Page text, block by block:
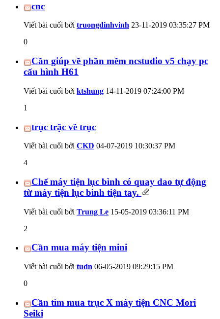
cnc
Viết bài cuối bởi truongdinhvinh 23-11-2019 03:35:27 PM
0
Cần giúp về phần mềm ncstudio v5 chạy pc
cấu hình H61
Viết bài cuối bởi ktshung 14-11-2019 07:24:00 PM
1
trục trặc về trục
Viết bài cuối bởi CKD 04-07-2019 10:30:37 PM
4
Chế máy tiện lục bình có quay dao tự động
từ máy tiện lục bình tiện tay.
Viết bài cuối bởi Trung Le 15-05-2019 03:36:11 PM
2
Cần mua máy tiện mini
Viết bài cuối bởi tudn 06-05-2019 09:29:15 PM
0
Cần tìm mua trục X máy tiện CNC Mori
Seiki